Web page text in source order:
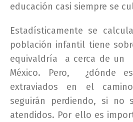
educación casi siempre se
Estadísticamente se
población infantil tiene
equivaldría a cerca de un
México. Pero, ¿dónde
extraviados en el
seguirán perdiendo, si no
atendidos. Por ello es